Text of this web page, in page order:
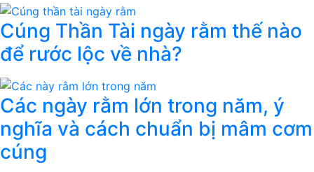
Cúng Thần Tài ngày rằm thế nào
để rước lộc về nhà?
Các ngày rằm lớn trong năm, ý
nghĩa và cách chuẩn bị mâm cơm
cúng